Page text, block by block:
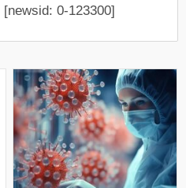
[newsid: 0-123300]